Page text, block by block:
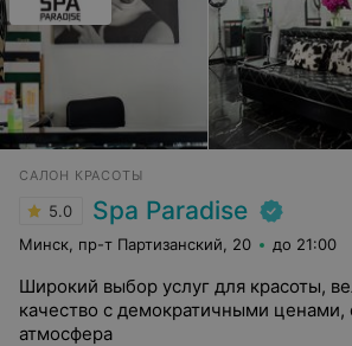
САЛОН КРАСОТЫ
5.0 Spa Paradise
Минск, пр-т Партизанский, 20 до 21:00
Широкий выбор услуг для красоты,
качество с демократичными ценами,
атмосфера